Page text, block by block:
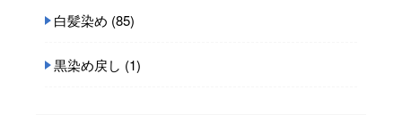
白髪染め (85)
黒染め戻し (1)